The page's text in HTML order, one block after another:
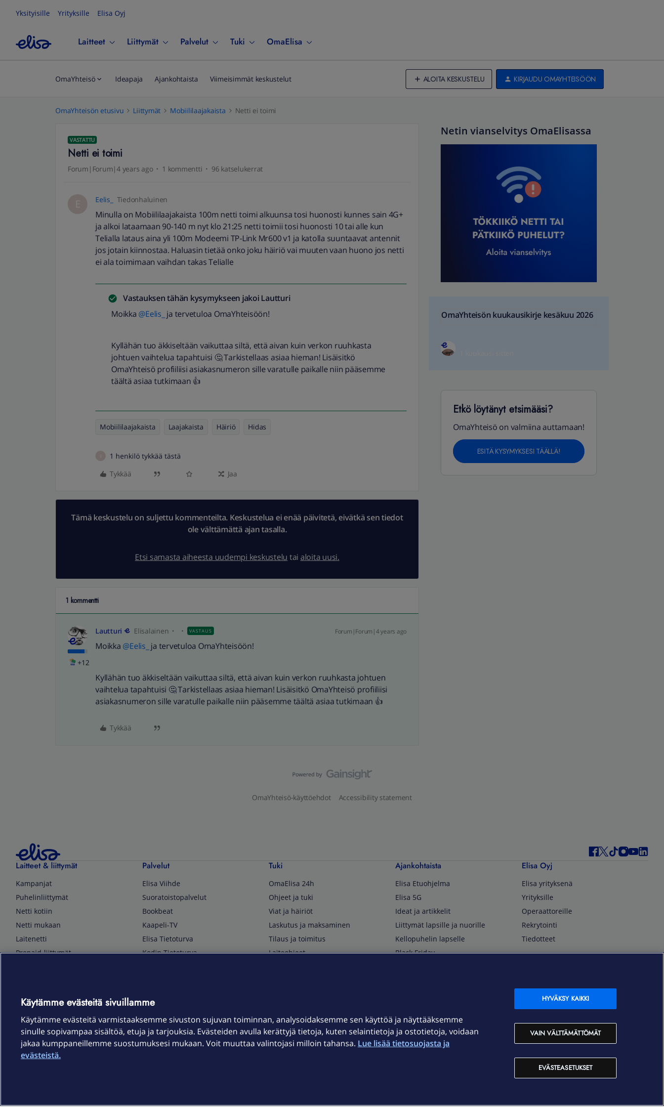
Yksityisille Yrityksille Elisa Oyj
Laitteet Liittymät Palvelut Tuki OmaElisa
OmaYhteisö Ideapaja Ajankohtaista Viimeisimmät keskustelut ALOITA KESKUSTELU KIRJAUDU OMAYHTEISÖÖN
OmaYhteisön etusivu Liittymät Mobiililaajakaista Netti ei toimi
VASTATTU
Netti ei toimi
Forum|Forum|4 years ago 1 kommentti 96 katselukerrat
E Eelis_ Tiedonhaluinen
Minulla on Mobiililaajakaista 100m netti toimi alkuunsa tosi huonosti kunnes sain 4G+
ja alkoi lataamaan 90-140 m nyt klo 21:25 netti toimii tosi huonosti 10 tai alle kun
Telialla lataus aina yli 100m Modeemi TP-Link Mr600 v1 ja katolla suuntaavat antennit
jos jotain kiinnostaa. Haluasin tietää onko joku häiriö vai muuten vaan huono jos netti
ei ala toimimaan vaihdan takas Telialle
Vastauksen tähän kysymykseen jakoi Lautturi
Moikka @Eelis_ ja tervetuloa OmaYhteisöön!
Kyllähän tuo äkkiseltään vaikuttaa siltä, että aivan kuin verkon ruuhkasta
johtuen vaihtelua tapahtuisi 🤔 Tarkistellaas asiaa hieman! Lisäisitkö
OmaYhteisö profiiliisi asiakasnumeron sille varatulle paikalle niin pääsemme
täältä asiaa tutkimaan 👍
Mobiililaajakaista Laajakaista Häiriö Hidas
1 henkilö tykkää tästä
Tykkää
Jaa
Tämä keskustelu on suljettu kommenteilta. Keskustelua ei enää päivitetä, eivätkä sen tiedot
ole välttämättä ajan tasalla.
Etsi samasta aiheesta uudempi keskustelu tai aloita uusi.
1 kommentti
+12
Lautturi Elisalainen VASTAUS Forum|Forum|4 years ago
Moikka @Eelis_ ja tervetuloa OmaYhteisöön!
Kyllähän tuo äkkiseltään vaikuttaa siltä, että aivan kuin verkon ruuhkasta johtuen
vaihtelua tapahtuisi 🤔 Tarkistellaas asiaa hieman! Lisäisitkö OmaYhteisö profiiliisi
asiakasnumeron sille varatulle paikalle niin pääsemme täältä asiaa tutkimaan 👍
Tykkää
Netin vianselvitys OmaElisassa
OmaYhteisön kuukausikirje kesäkuu 2026
Etkö löytänyt etsimääsi?
OmaYhteisö on valmiina auttamaan!
ESITÄ KYSYMYKSESI TÄÄLLÄ!
OmaYhteisö-käyttöehdot Accessibility statement
Laitteet & liittymät
Kampanjat
Puhelinliittymät
Netti kotiin
Netti mukaan
Laitenetti
Prepaid-liittymät
TV & audio
Kodinkoneet
Kamerat ja dronet
Kellot ja rannekkeet
Palvelut
Elisa Viihde
Suoratoistopalvelut
Bookbeat
Kaapeli-TV
Elisa Tietoturva
Kodin Tietoturva
Elisa Kotiverkko
Elisa Pilvilinna
Elisa Laiteturva
Elisa Rinnakkaisliittymät
Tuki
OmaElisa 24h
Ohjeet ja tuki
Viat ja häiriöt
Laskutus ja maksaminen
Tilaus ja toimitus
Laiteohjeet
Kuuluvuuskartta
Asiakastiedotteet
OmaElisa-sovellus
Ajankohtaista
Elisa Etuohjelma
Elisa 5G
Ideat ja artikkelit
Liittymät lapsille ja nuorille
Kellopuhelin lapselle
Black Friday
Elisa Oyj
Elisa yrityksenä
Yrityksille
Operaattoreille
Rekrytointi
Tiedotteet
OmaElisa Self Service
Moving to Finland
Elisa Corporation
Kundtjänst
OmaElisa självbetjäning
Käytämme evästeitä sivuillamme
Käytämme evästeitä varmistaaksemme sivuston sujuvan toiminnan, analysoidaksemme sen käyttöä ja näyttääksemme
sinulle sopivampaa sisältöä, etuja ja tarjouksia. Evästeiden avulla kerättyjä tietoja, kuten selaintietoja ja ostotietoja, voidaan
jakaa kumppaneillemme suostumuksesi mukaan. Voit muuttaa valintojasi milloin tahansa. Lue lisää tietosuojasta ja
evästeistä.
EVÄSTEASETUKSET
VAIN VÄLTTÄMÄTTÖMÄT
HYVÄKSY KAIKKI